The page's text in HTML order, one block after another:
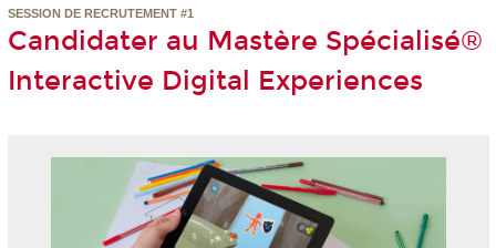
SESSION DE RECRUTEMENT #1
Candidater au Mastère Spécialisé®
Interactive Digital Experiences